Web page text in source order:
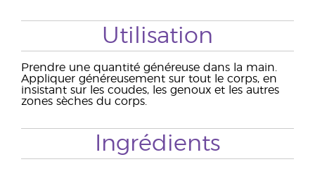
Utilisation
Prendre une quantité généreuse dans la main.
Appliquer généreusement sur tout le corps, en
insistant sur les coudes, les genoux et les autres
zones sèches du corps.
Ingrédients